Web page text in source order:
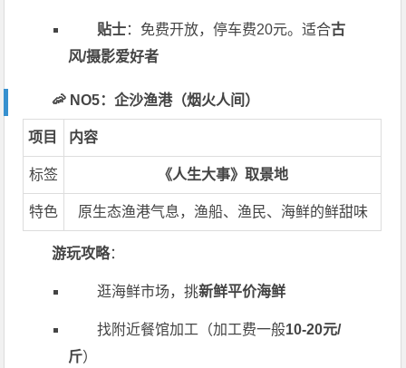
贴士：免费开放，停车费20元。适合古
风/摄影爱好者
🦐 NO5：企沙渔港（烟火人间）
项目 内容
标签 《人生大事》取景地
特色 原生态渔港气息，渔船、渔民、海鲜的鲜甜味
游玩攻略：
逛海鲜市场，挑新鲜平价海鲜
找附近餐馆加工（加工费一般10-20元/
斤）